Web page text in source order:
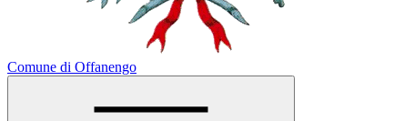
Comune di Offanengo